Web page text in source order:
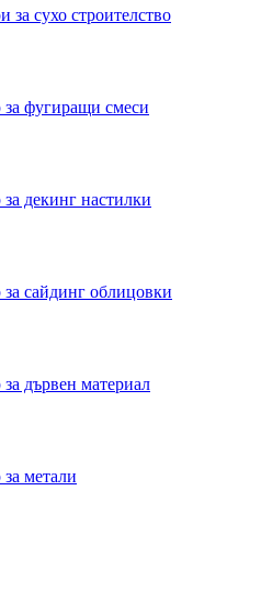
за сухо строителство
за фугиращи смеси
декинг настилки
за сайдинг облицовки
дървен материал
метали